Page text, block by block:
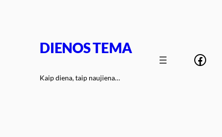
DIENOS TEMA
Kaip diena, taip naujiena…